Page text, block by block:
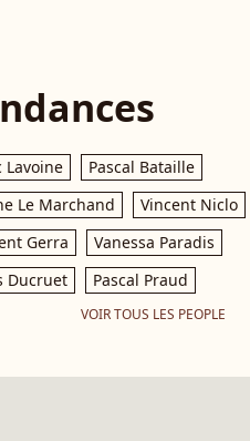
Lavoine
Pascal Bataille
Le Marchand
Vincent Niclo
Gerra
Vanessa Paradis
Ducruet
Pascal Praud
VOIR TOUS LES PEOPLE